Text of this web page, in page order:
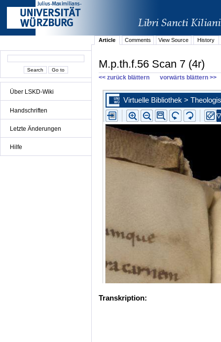
Über LSKD-Wiki
Handschriften
Letzte Änderungen
Hilfe
Article Comments View Source History
M.p.th.f.56 Scan 7 (4r)
<< zurück blättern vorwärts blättern >>
Transkription: